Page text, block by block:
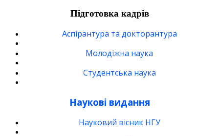
Підготовка кадрів
Аспірантура та докторантура
Молодіжна наука
Студентська наука
Наукові видання
Науковий вісник НГУ